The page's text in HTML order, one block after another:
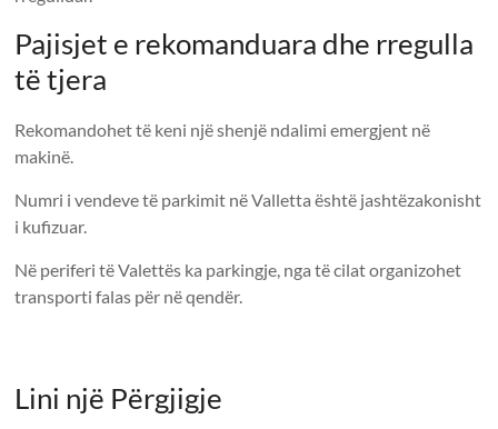
Pajisjet e rekomanduara dhe rregulla
të tjera
Rekomandohet të keni një shenjë ndalimi emergjent në
makinë.
Numri i vendeve të parkimit në Valletta është jashtëzakonisht
i kufizuar.
Në periferi të Valettës ka parkingje, nga të cilat organizohet
transporti falas për në qendër.
Lini një Përgjigje